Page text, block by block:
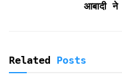
आबादी
Related Posts